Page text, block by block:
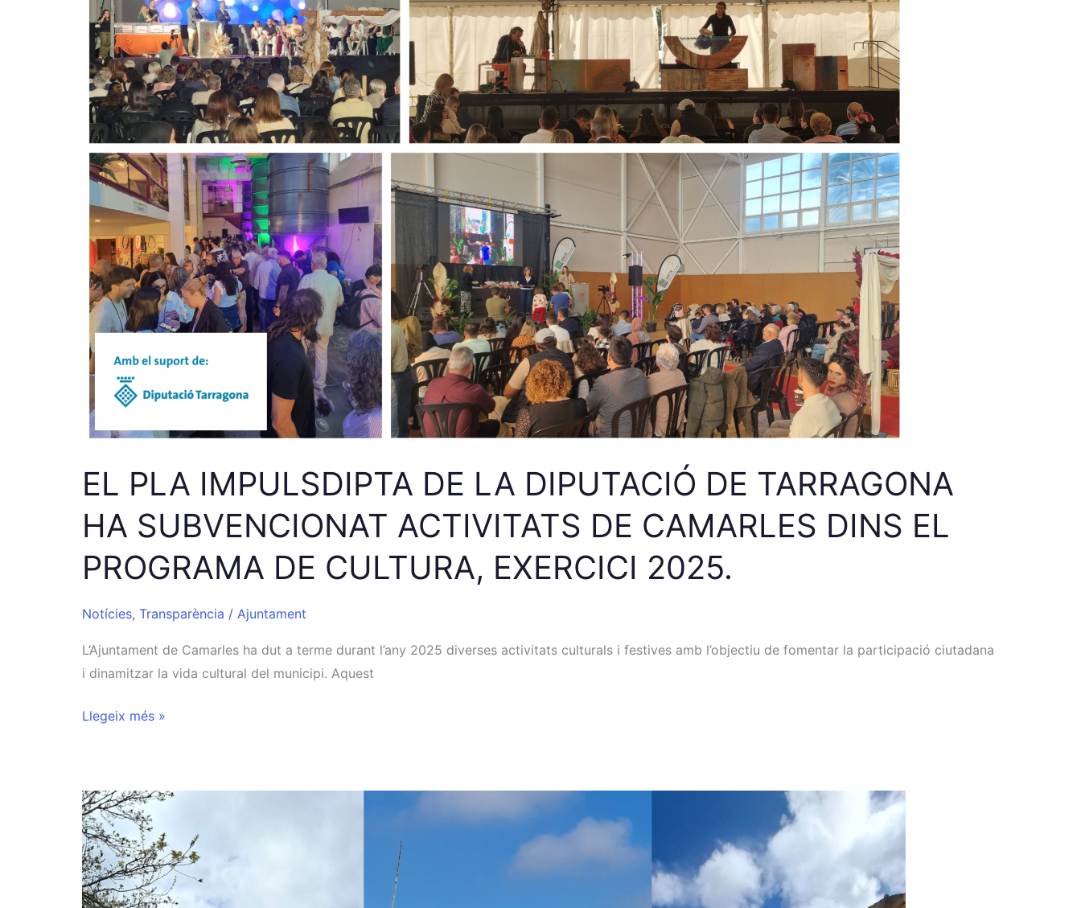
EL PLA IMPULSDIPTA DE LA DIPUTACIÓ DE TARRAGONA
HA SUBVENCIONAT ACTIVITATS DE CAMARLES DINS EL
PROGRAMA DE CULTURA, EXERCICI 2025.
Notícies, Transparència / Ajuntament
L’Ajuntament de Camarles ha dut a terme durant l’any 2025 diverses activitats culturals i festives amb l’objectiu de fomentar la participació ciutadana
i dinamitzar la vida cultural del municipi. Aquest
TARRAGONA
HA
SUBVENCIONAT
ACTIVITATS
DE
CAMARLES
DINS
PROGRAMA
DE
CULTURA,
EXERCICI
2025.
Llegeix més »
CAMARLES
IMPULSA
EL
TRAM
DE